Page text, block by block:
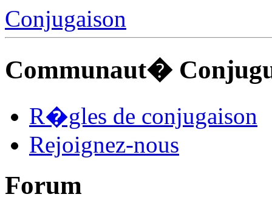
Conjugaison
Communaut�
R�gles de conjugaison
Rejoignez-nous
Forum